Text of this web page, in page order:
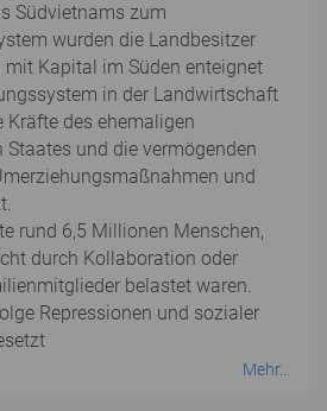
Südvietnams zum
wurden die Landbesitzer
mit Kapital im Süden enteignet
in der Landwirtschaft
Kräfte des ehemaligen
und die vermögenden
und
rund 6,5 Millionen Menschen,
durch Kollaboration oder
belastet waren.
Repressionen und sozialer
Mehr...